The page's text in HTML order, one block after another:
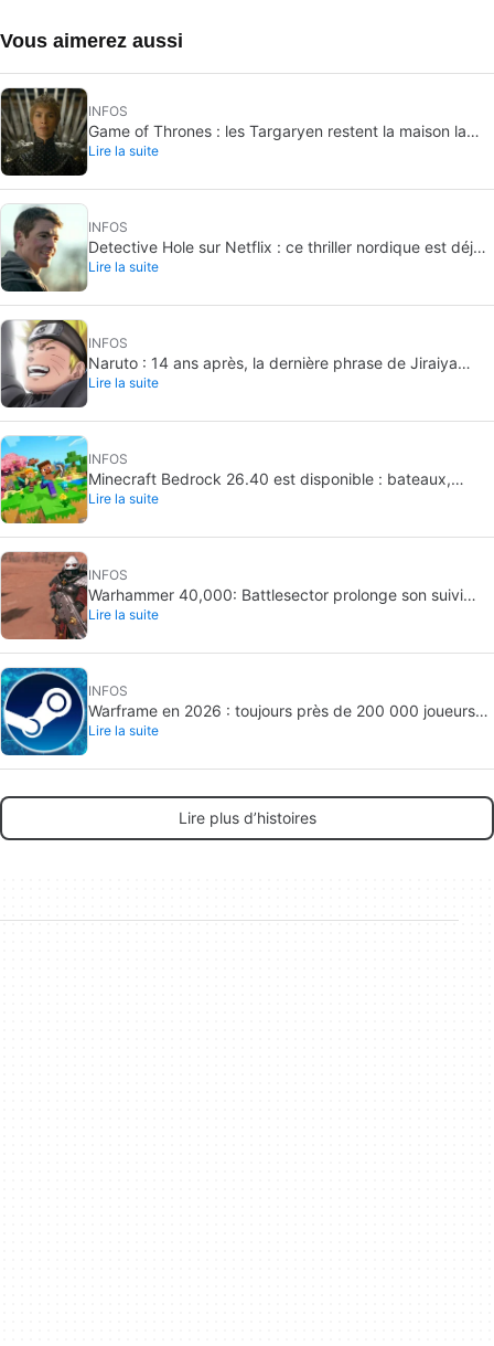
Vous aimerez aussi
INFOS
Game of Thrones : les Targaryen restent la maison la
plus puissante de Westeros
Lire la suite
INFOS
Detective Hole sur Netflix : ce thriller nordique est déjà
numéro 1
Lire la suite
INFOS
Naruto : 14 ans après, la dernière phrase de Jiraiya
reste inoubliable
Lire la suite
INFOS
Minecraft Bedrock 26.40 est disponible : bateaux,
correctif Switch et biome expérimental
Lire la suite
INFOS
Warhammer 40,000: Battlesector prolonge son suivi
jusqu’en 2027 : un DLC narratif annoncé
Lire la suite
INFOS
Warframe en 2026 : toujours près de 200 000 joueurs
par jour
Lire la suite
Lire plus d’histoires